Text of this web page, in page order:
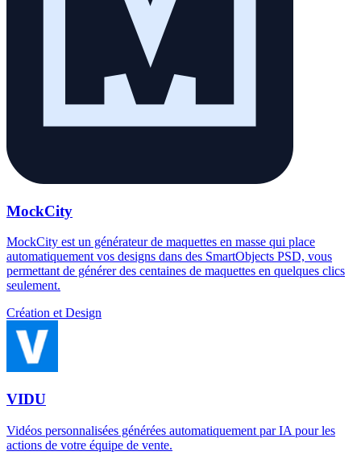
MockCity
MockCity est un générateur de maquettes en masse qui place
automatiquement vos designs dans des SmartObjects PSD, vous
permettant de générer des centaines de maquettes en quelques clics
seulement.
Création et Design
VIDU
Vidéos personnalisées générées automatiquement par IA pour les
actions de votre équipe de vente.